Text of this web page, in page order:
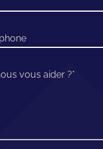
vous aider ?